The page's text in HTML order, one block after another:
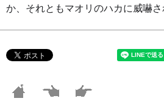
か、それともマオリのハカに威嚇